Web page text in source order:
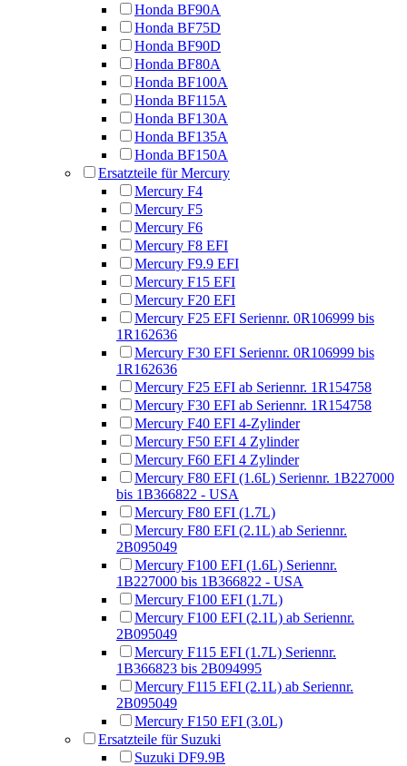
Honda BF90A
Honda BF75D
Honda BF90D
Honda BF80A
Honda BF100A
Honda BF115A
Honda BF130A
Honda BF135A
Honda BF150A
Ersatzteile für Mercury
Mercury F4
Mercury F5
Mercury F6
Mercury F8 EFI
Mercury F9.9 EFI
Mercury F15 EFI
Mercury F20 EFI
Mercury F25 EFI Seriennr. 0R106999 bis
1R162636
Mercury F30 EFI Seriennr. 0R106999 bis
1R162636
Mercury F25 EFI ab Seriennr. 1R154758
Mercury F30 EFI ab Seriennr. 1R154758
Mercury F40 EFI 4-Zylinder
Mercury F50 EFI 4 Zylinder
Mercury F60 EFI 4 Zylinder
Mercury F80 EFI (1.6L) Seriennr. 1B227000
bis 1B366822 - USA
Mercury F80 EFI (1.7L)
Mercury F80 EFI (2.1L) ab Seriennr.
2B095049
Mercury F100 EFI (1.6L) Seriennr.
1B227000 bis 1B366822 - USA
Mercury F100 EFI (1.7L)
Mercury F100 EFI (2.1L) ab Seriennr.
2B095049
Mercury F115 EFI (1.7L) Seriennr.
1B366823 bis 2B094995
Mercury F115 EFI (2.1L) ab Seriennr.
2B095049
Mercury F150 EFI (3.0L)
Ersatzteile für Suzuki
Suzuki DF9.9B